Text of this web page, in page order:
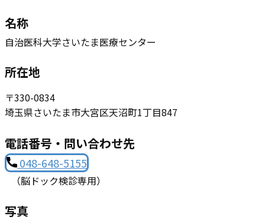
名称
自治医科大学さいたま医療センター
所在地
〒​330-0834
埼玉県さいたま市大宮区天沼町1丁目847
電話番号・問い合わせ先
048-648-5155
（​脳ドック検診専用）
写真